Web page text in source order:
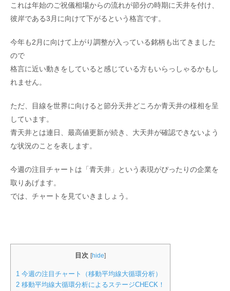
これは年始のご祝儀相場からの流れが節分の時期に天井を付け、
彼岸である3月に向けて下がるという格言です。
今年も2月に向けて上がり調整が入っている銘柄も出てきました
ので
格言に近い動きをしていると感じている方もいらっしゃるかもし
れません。
ただ、目線を世界に向けると節分天井どころか青天井の様相を呈
しています。
青天井とは連日、最高値更新が続き、大天井が確認できないよう
な状況のことを表します。
今週の注目チャートは「青天井」という表現がぴったりの企業を
取りあげます。
では、チャートを見ていきましょう。
目次 [hide]
1 今週の注目チャート（移動平均線大循環分析）
2 移動平均線大循環分析によるステージCHECK！